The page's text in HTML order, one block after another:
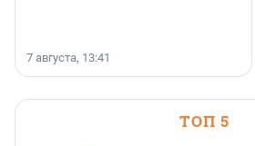
7 августа, 13:41
ТОП 5